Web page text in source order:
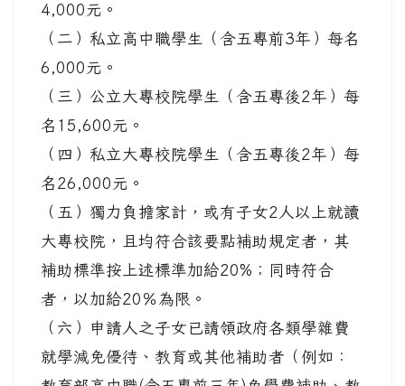
4,000元。
（二）私立高中職學生（含五專前3年）每名
6,000元。
（三）公立大專校院學生（含五專後2年）每
名15,600元。
（四）私立大專校院學生（含五專後2年）每
名26,000元。
（五）獨力負擔家計，或有子女2人以上就讀
大專校院，且均符合該要點補助規定者，其
補助標準按上述標準加給20%；同時符合
者，以加給20％為限。
（六）申請人之子女已請領政府各類學雜費
就學減免優待、教育或其他補助者（例如：